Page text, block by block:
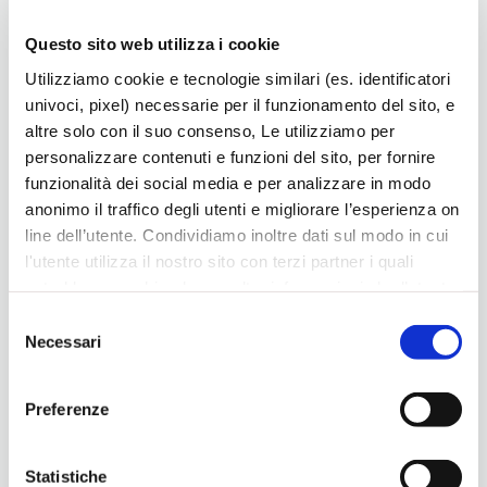
Questo sito web utilizza i cookie
Utilizziamo cookie e tecnologie similari (es. identificatori
univoci, pixel) necessarie per il funzionamento del sito, e
altre solo con il suo consenso, Le utilizziamo per
personalizzare contenuti e funzioni del sito, per fornire
funzionalità dei social media e per analizzare in modo
anonimo il traffico degli utenti e migliorare l’esperienza on
line dell’utente. Condividiamo inoltre dati sul modo in cui
l'utente utilizza il nostro sito con terzi partner i quali
loro servizi, per finalità pubblicitarie creando elenchi di
segmenti di pubblico per fornire annunci sui social media
comportamenti degli utenti. Lei può dare, rifiutare o
a tutti i cookie di una certa categoria, o ad alcuni di essi,
delNecessari
Preferenze
Statistiche
L’incontro ha posto le basi per future sinergie operative,
rafforzando il dialogo tra i due sistemi e aprendo a nuove
opportunità di collaborazione a supporto delle imprese nei
mercati internazionali, in particolare in Svizzera.
Confartigianato Estero